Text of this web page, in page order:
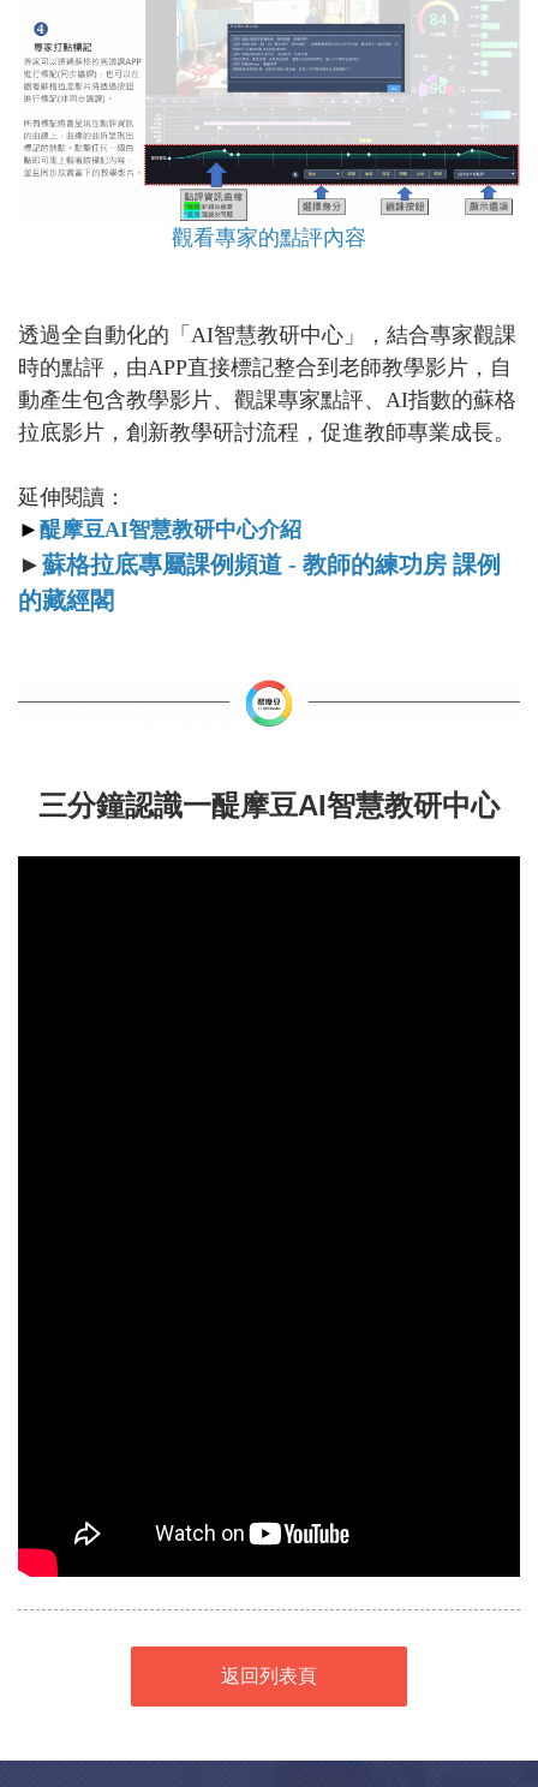
觀看專家的點評內容
透過全自動化的「AI智慧教研中心」，結合專家觀課
時的點評，由APP直接標記整合到老師教學影片，自
動產生包含教學影片、觀課專家點評、AI指數的蘇格
拉底影片，創新教學研討流程，促進教師專業成長。
延伸閱讀：
► 醍摩豆AI智慧教研中心介紹
►蘇格拉底專屬課例頻道 - 教師的練功房 課例
的藏經閣
三分鐘認識一醍摩豆AI智慧教研中心
返回列表頁